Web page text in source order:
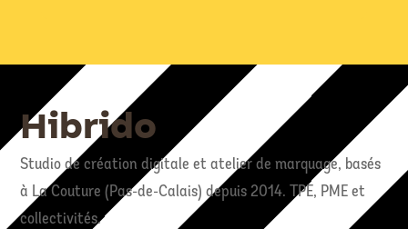
Hibrido
Studio de création digitale et atelier de marquage, basés
à La Couture (Pas-de-Calais) depuis 2014. TPE, PME et
collectivités.